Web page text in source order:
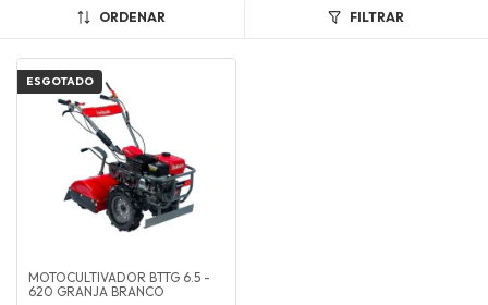
ORDENAR FILTRAR
ESGOTADO
MOTOCULTIVADOR BTTG 6.5 -
620 GRANJA BRANCO